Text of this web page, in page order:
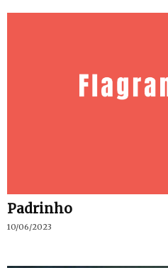
Padrinho
10/06/2023